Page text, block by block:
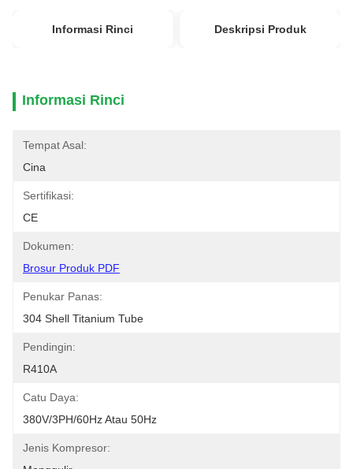
Informasi Rinci Deskripsi Produk
Informasi Rinci
Tempat Asal:
Cina
Sertifikasi:
CE
Dokumen:
Brosur Produk PDF
Penukar Panas:
304 Shell Titanium Tube
Pendingin:
R410A
Catu Daya:
380V/3PH/60Hz Atau 50Hz
Jenis Kompresor: